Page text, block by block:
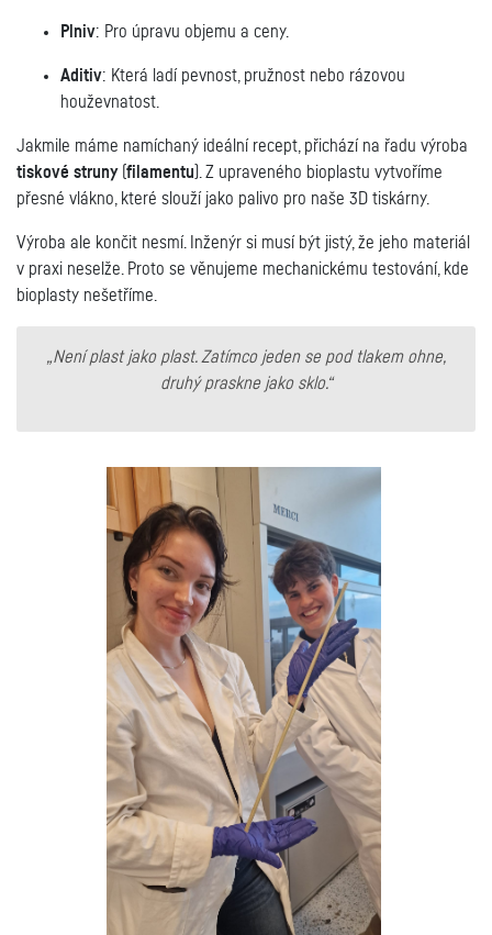
Plniv: Pro úpravu objemu a ceny.
Aditiv: Která ladí pevnost, pružnost nebo rázovou
houževnatost.
Jakmile máme namíchaný ideální recept, přichází na řadu výroba
tiskové struny filamentu ). Z upraveného bioplastu vytvoříme
přesné vlákno, které slouží jako palivo pro naše 3D tiskárny.
Výroba ale končit nesmí. Inženýr si musí být jistý, že jeho materiál
v praxi neselže. Proto se věnujeme mechanickému testování, kde
bioplasty nešetříme.
„Není plast jako plast. Zatímco jeden se pod tlakem ohne,
druhý praskne jako sklo.“